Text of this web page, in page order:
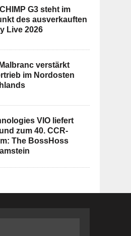
G3 steht im
des ausverkauften
Live 2026
verstärkt
im Nordosten
VIO liefert
zum 40. CCR-
The BossHoss